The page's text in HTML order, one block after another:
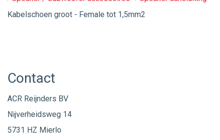
Kabelschoen groot - Female tot 1,5mm2
Contact
ACR Reijnders BV
Nijverheidsweg 14
5731 HZ Mierlo